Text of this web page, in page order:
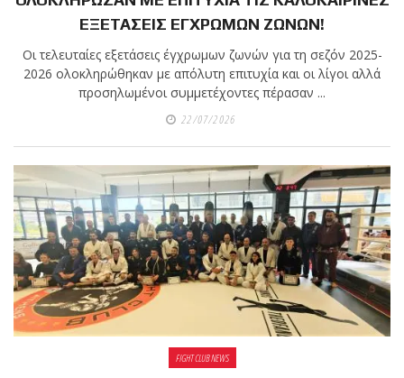
ΕΞΕΤΑΣΕΙΣ ΕΓΧΡΩΜΩΝ ΖΩΝΩΝ!
Οι τελευταίες εξετάσεις έγχρωμων ζωνών για τη σεζόν 2025-
2026 ολοκληρώθηκαν με απόλυτη επιτυχία και οι λίγοι αλλά
προσηλωμένοι συμμετέχοντες πέρασαν ...
22/07/2026
FIGHT CLUB NEWS